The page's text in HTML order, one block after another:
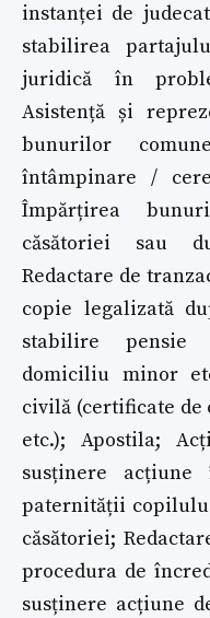
instanței de
stabilirea
juridică în
Asistență și
bunurilor
întâmpinare /
Împărțirea
căsătoriei sau
Redactare de
copie legalizată
stabilire pensie
domiciliu minor
civilă (certificate de
etc.); Apostila;
susținere
paternității
căsătoriei;
procedura de
susținere acțiune